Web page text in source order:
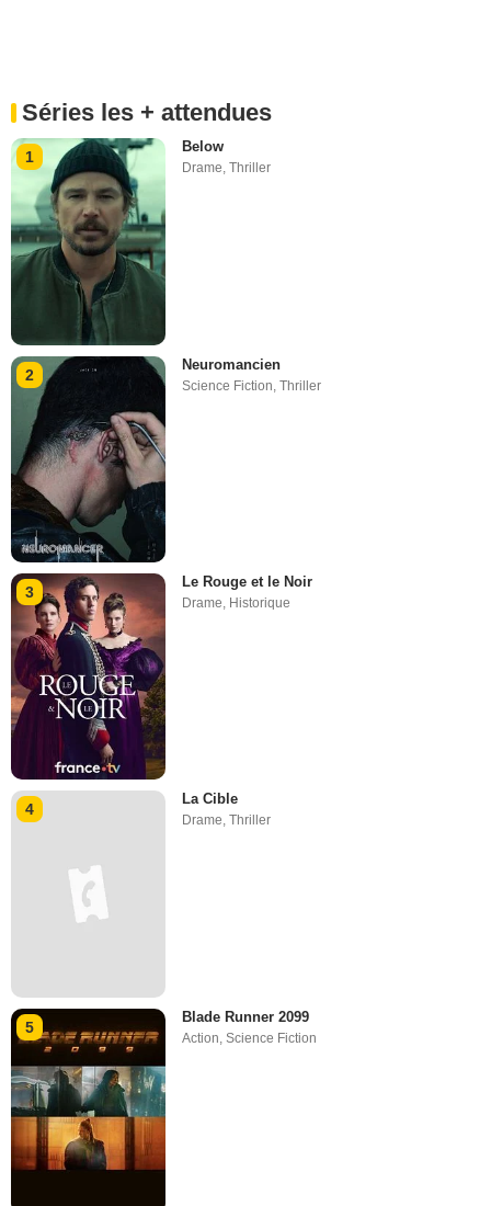
Séries les + attendues
1
Below
Drame,Thriller
2
Neuromancien
Science Fiction ,Thriller
3
Le Rouge et le Noir
Drame, Historique
4
La Cible
Drame,Thriller
5
Blade Runner 2099
Action ,Science Fiction